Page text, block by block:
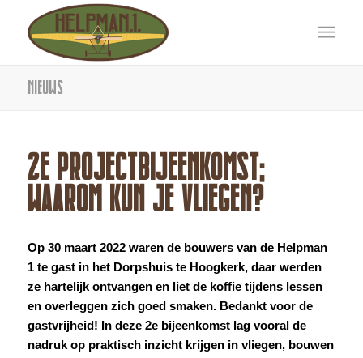
Nieuws
2E PROJECTBIJEENKOMST;
WAAROM KUN JE VLIEGEN?
Op 30 maart 2022 waren de bouwers van de Helpman
1 te gast in het Dorpshuis te Hoogkerk, daar werden
ze hartelijk ontvangen en liet de koffie tijdens lessen
en overleggen zich goed smaken. Bedankt voor de
gastvrijheid! In deze 2e bijeenkomst lag vooral de
nadruk op praktisch inzicht krijgen in vliegen, bouwen